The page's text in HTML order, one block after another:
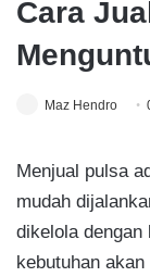
Cara
Maz Hendro
Menjual pulsa
mudah
dikelola dengan
kebutuhan